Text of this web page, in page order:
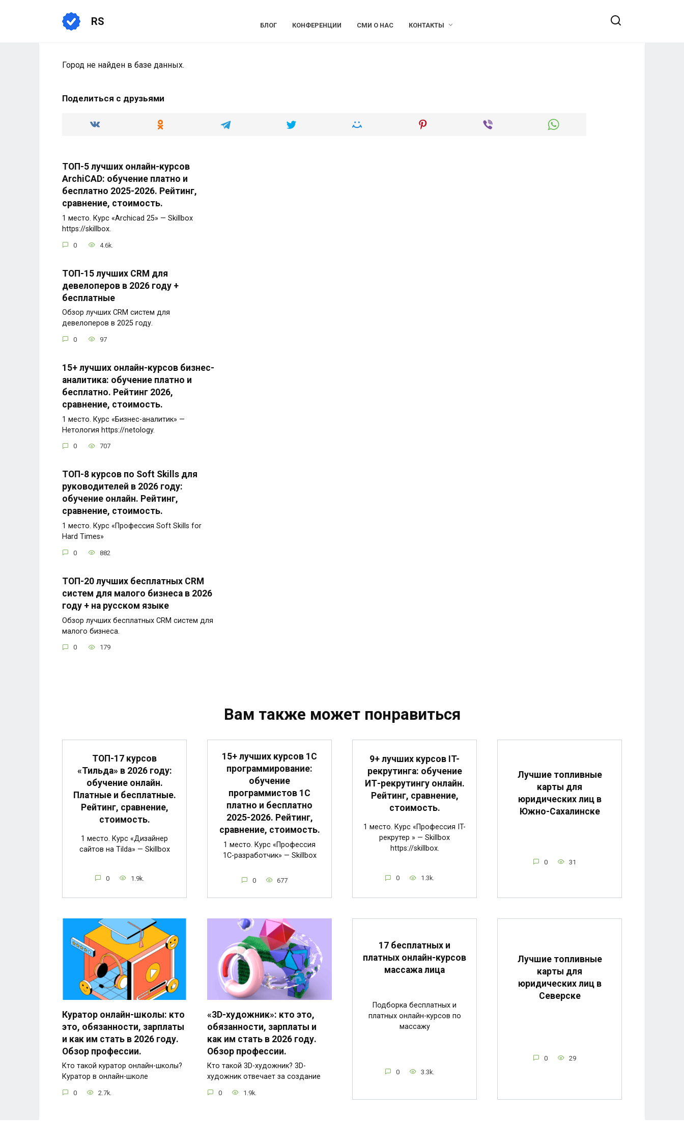
RS БЛОГ КОНФЕРЕНЦИИ СМИ О НАС КОНТАКТЫ
Город не найден в базе данных.
Поделиться с друзьями
ТОП-5 лучших онлайн-курсов
ArchiCAD: обучение платно и
бесплатно 2025-2026. Рейтинг,
сравнение, стоимость.
1 место. Курс «Archicad 25» — Skillbox
https://skillbox.
0 4.6k.
ТОП-15 лучших CRM для
девелоперов в 2026 году +
бесплатные
Обзор лучших CRM систем для
девелоперов в 2025 году.
0 97
15+ лучших онлайн-курсов бизнес-
аналитика: обучение платно и
бесплатно. Рейтинг 2026,
сравнение, стоимость.
1 место. Курс «Бизнес-аналитик» —
Нетология https://netology.
0 707
ТОП-8 курсов по Soft Skills для
руководителей в 2026 году:
обучение онлайн. Рейтинг,
сравнение, стоимость.
1 место. Курс «Профессия Soft Skills for
Hard Times»
0 882
ТОП-20 лучших бесплатных CRM
систем для малого бизнеса в 2026
году + на русском языке
Обзор лучших бесплатных CRM систем для
малого бизнеса.
0 179
Вам также может понравиться
ТОП-17 курсов
«Тильда» в 2026 году:
обучение онлайн.
Платные и бесплатные.
Рейтинг, сравнение,
стоимость.
1 место. Курс «Дизайнер
сайтов на Tilda» — Skillbox
0 1.9k.
15+ лучших курсов 1С
программирование:
обучение
программистов 1С
платно и бесплатно
2025-2026. Рейтинг,
сравнение, стоимость.
1 место. Курс «Профессия
1C-разработчик» — Skillbox
0 677
9+ лучших курсов IT-
рекрутинга: обучение
ИТ-рекрутингу онлайн.
Рейтинг, сравнение,
стоимость.
1 место. Курс «Профессия IT-
рекрутер » — Skillbox
https://skillbox.
0 1.3k.
Лучшие топливные
карты для
юридических лиц в
Южно-Сахалинске
0 31
Куратор онлайн-школы: кто
это, обязанности, зарплаты
и как им стать в 2026 году.
Обзор профессии.
Кто такой куратор онлайн-школы?
Куратор в онлайн-школе
0 2.7k.
«3D-художник»: кто это,
обязанности, зарплаты и
как им стать в 2026 году.
Обзор профессии.
Кто такой 3D-художник? 3D-
художник отвечает за создание
0 1.9k.
17 бесплатных и
платных онлайн-курсов
массажа лица
Подборка бесплатных и
платных онлайн-курсов по
массажу
0 3.3k.
Лучшие топливные
карты для
юридических лиц в
Северске
0 29